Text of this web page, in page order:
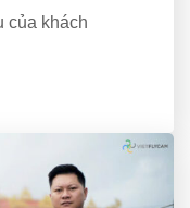
của khách